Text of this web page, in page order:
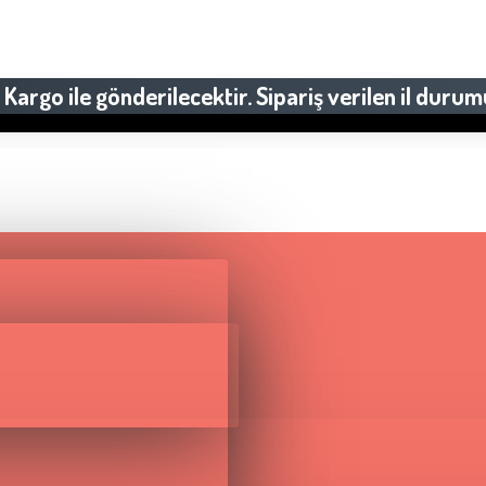
ile gönderilecektir. Sipariş verilen il